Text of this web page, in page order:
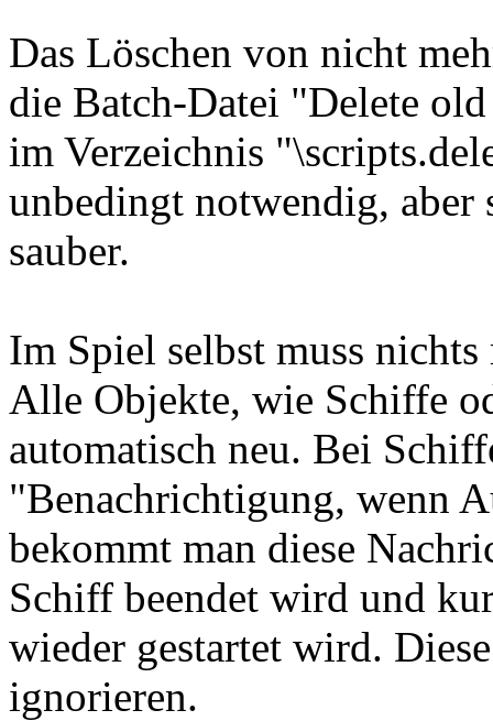
Das Löschen von nicht
die Batch-Datei "Delete
im Verzeichnis
unbedingt notwendig, aber
sauber.
Im Spiel selbst muss
Alle Objekte, wie Schiffe
automatisch neu. Bei
"Benachrichtigung, wenn
bekommt man diese
Schiff beendet wird und
wieder gestartet wird.
ignorieren.